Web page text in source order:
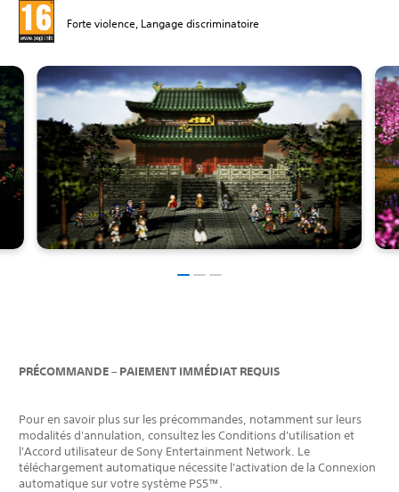
Forte violence, Langage discriminatoire
PRÉCOMMANDE – PAIEMENT IMMÉDIAT REQUIS
Pour en savoir plus sur les précommandes, notamment sur leurs
modalités d'annulation, consultez les Conditions d'utilisation et
l'Accord utilisateur de Sony Entertainment Network. Le
téléchargement automatique nécessite l'activation de la Connexion
automatique sur votre système PS5™.